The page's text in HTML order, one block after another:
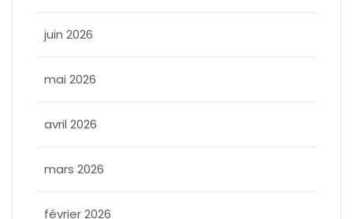
juin 2026
mai 2026
avril 2026
mars 2026
février 2026